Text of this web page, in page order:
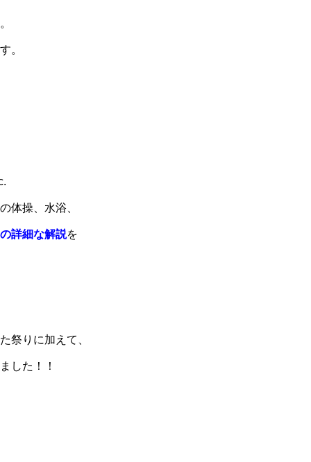
。
体操、水浴、
詳細な解説を
祭りに加えて、
した！！